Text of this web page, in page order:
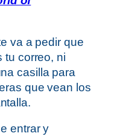
va a pedir que
tu correo, ni
casilla para
que vean los
entrar y